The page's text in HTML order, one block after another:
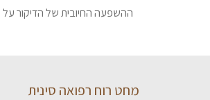
ההשפעה החיובית של הדיקור על
מחט רוח רפואה סינית